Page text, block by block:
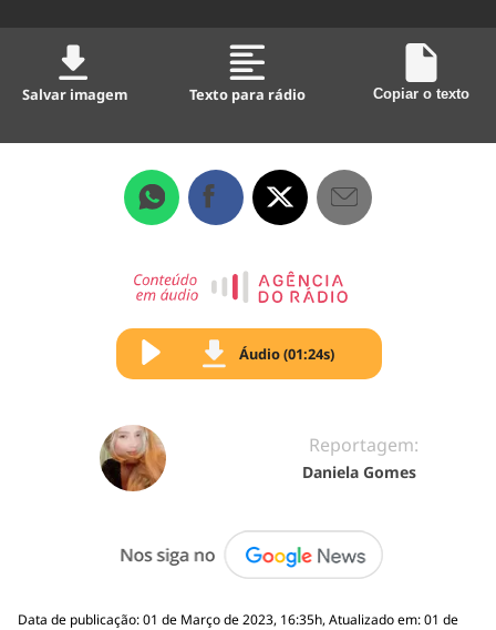
Salvar imagem Texto para rádio Copiar o texto
Áudio (01:24s)
Reportagem:
Daniela Gomes
Data de publicação: 01 de Março de 2023, 16:35h, Atualizado em: 01 de